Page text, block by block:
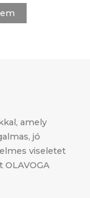
amely
jó
viseletet